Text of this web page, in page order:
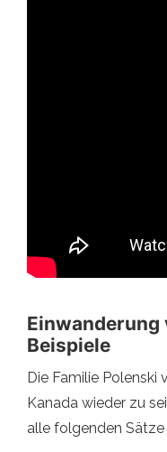
Einwanderung
Beispiele
Die Familie Polenski
Kanada wieder zu
alle folgenden Sätze